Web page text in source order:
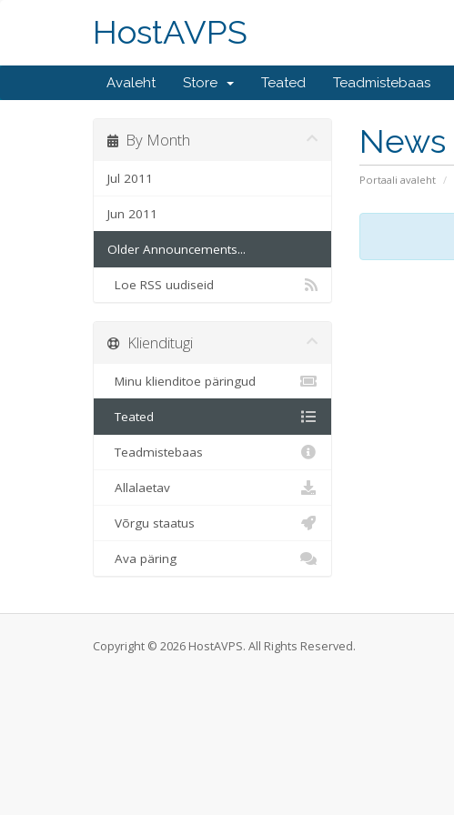
HostAVPS
Avaleht Store Teated Teadmistebaas
News
Portaali avaleht
By Month
Jul 2011
Jun 2011
Older Announcements...
Loe RSS uudiseid
Klienditugi
Minu klienditoe päringud
Teated
Teadmistebaas
Allalaetav
Võrgu staatus
Ava päring
Copyright © 2026 HostAVPS. All Rights Reserved.